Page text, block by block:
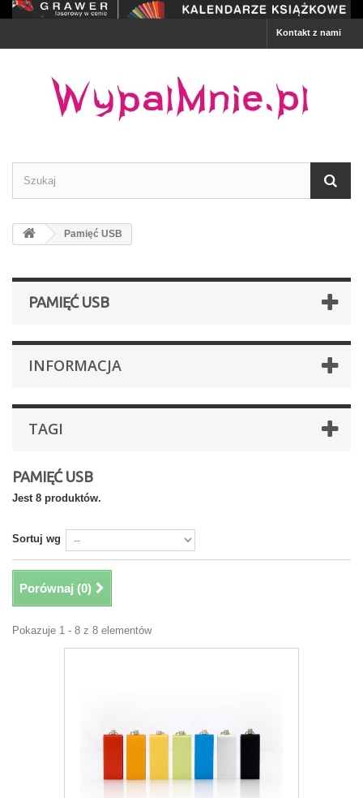
Kontakt z nami
Pamięć USB
PAMIĘĆ USB
INFORMACJA
TAGI
PAMIĘĆ USB
Jest 8 produktów.
Sortuj wg
Porównaj (0)
Pokazuje 1 - 8 z 8 elementów